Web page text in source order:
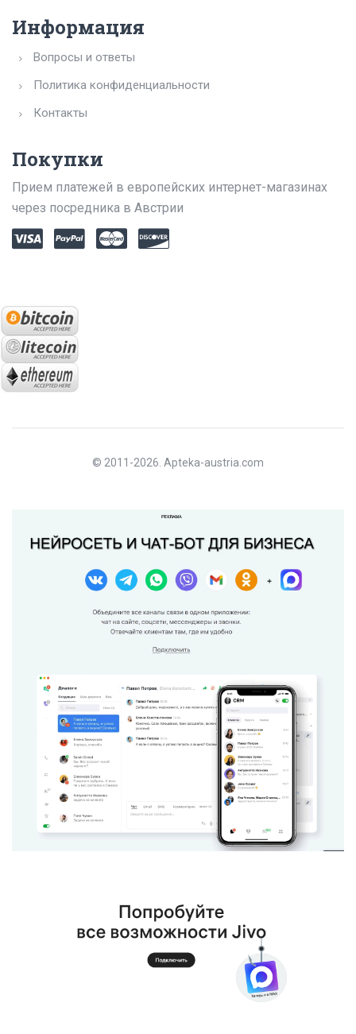
Информация
Вопросы и ответы
Политика конфиденциальности
Контакты
Покупки
Прием платежей в европейских интернет-магазинах
через посредника в Австрии
© 2011-2026. Apteka-austria.com